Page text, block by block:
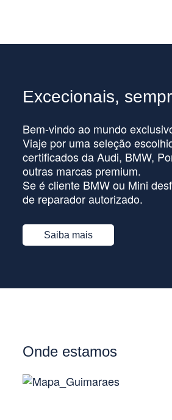
Excecionais,
Bem-vindo ao mundo
Viaje por uma seleção
certificados da Audi, BMW,
outras marcas premium.
Se é cliente BMW ou Mini
de reparador autorizado.
Saiba mais
Onde estamos